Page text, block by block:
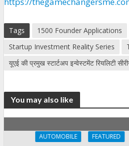
Tags 1500 Founder Applications
Startup Investment Reality Series
यूएई की प्रमुख स्टार्टअप इन्वेस्टमेंट रियलिटी
You may also like
AUTOMOBILE FEATURED